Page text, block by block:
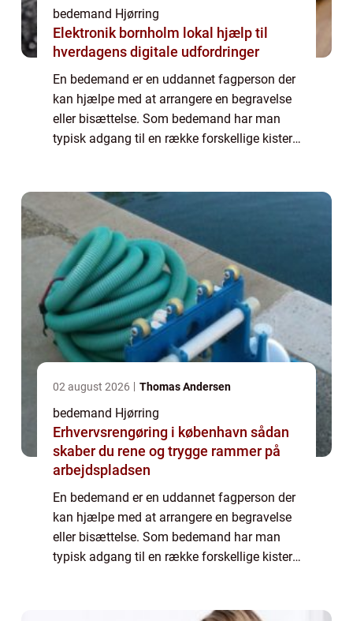
bedemand Hjørring
Elektronik bornholm lokal hjælp til
hverdagens digitale udfordringer
En bedemand er en uddannet fagperson der
kan hjælpe med at arrangere en begravelse
eller bisættelse. Som bedemand har man
typisk adgang til en række forskellige kister,
02 august 2026 Thomas Andersen
bedemand Hjørring
Erhvervsrengøring i københavn sådan
skaber du rene og trygge rammer på
arbejdspladsen
En bedemand er en uddannet fagperson der
kan hjælpe med at arrangere en begravelse
eller bisættelse. Som bedemand har man
typisk adgang til en række forskellige kister,